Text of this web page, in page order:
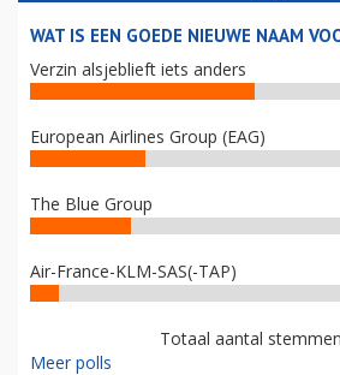
WAT IS EEN GOEDE NIEUWE NAAM
Verzin alsjeblieft iets anders
European Airlines Group (EAG)
The Blue Group
Air-France-KLM-SAS(-TAP)
Totaal aantal
Meer polls